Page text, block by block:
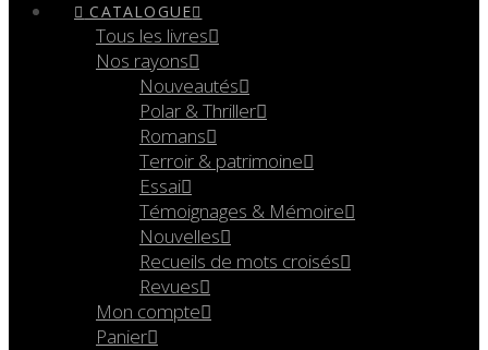
CATALOGUE
Tous les livres
Nos rayons
Nouveautés
Polar & Thriller
Romans
Terroir & patrimoine
Essai
Témoignages & Mémoire
Nouvelles
Recueils de mots croisés
Revues
Mon compte
Panier